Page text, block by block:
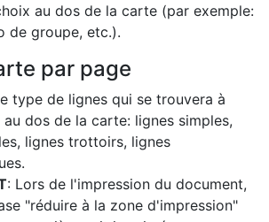
au dos de la carte (par exemple:
de groupe, etc.).
par page
type de lignes qui se trouvera à
dos de la carte: lignes simples,
lignes trottoirs, lignes
: Lors de l'impression du document,
"réduire à la zone d'impression"